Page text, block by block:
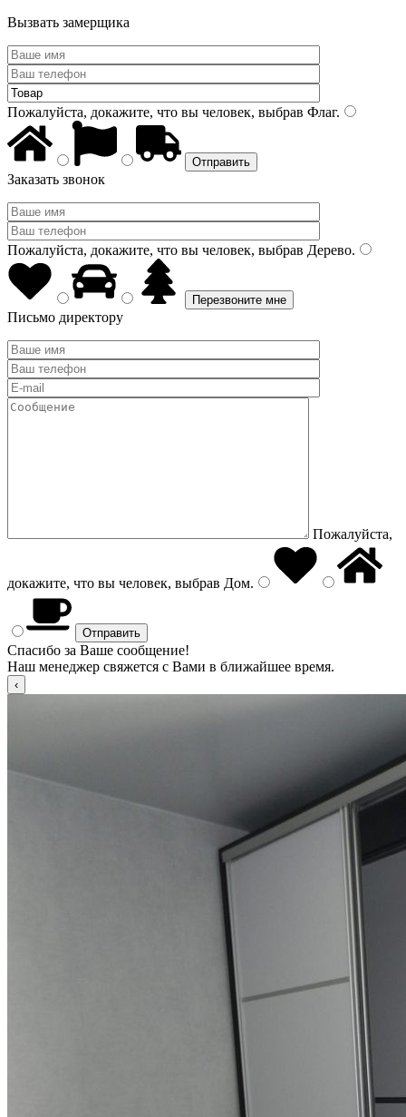
Вызвать замерщика
Пожалуйста, докажите, что вы человек, выбрав Флаг.
Заказать звонок
Пожалуйста, докажите, что вы человек, выбрав Дерево.
Письмо директору
Пожалуйста,
докажите, что вы человек, выбрав Дом.
Спасибо за Ваше сообщение!
Наш менеджер свяжется с Вами в ближайшее время.